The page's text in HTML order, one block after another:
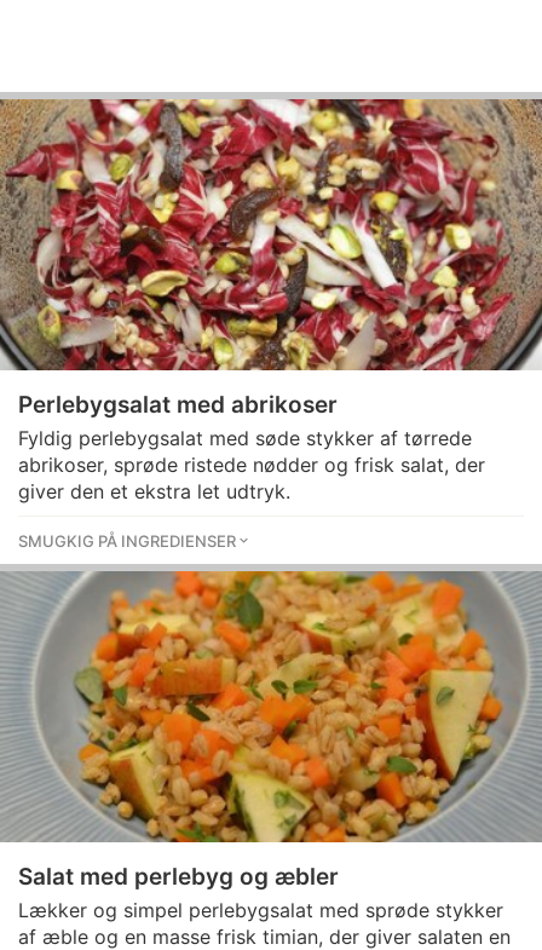
Perlebygsalat med abrikoser
Fyldig perlebygsalat med søde stykker af tørrede
abrikoser, sprøde ristede nødder og frisk salat, der
giver den et ekstra let udtryk.
SMUGKIG PÅ INGREDIENSER
Salat med perlebyg og æbler
Lækker og simpel perlebygsalat med sprøde stykker
af æble og en masse frisk timian, der giver salaten en